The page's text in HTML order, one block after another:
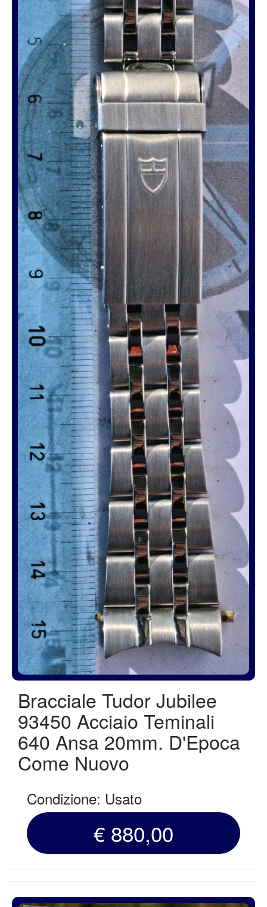
Bracciale Tudor Jubilee
93450 Acciaio Teminali
640 Ansa 20mm. D'Epoca
Come Nuovo
Condizione: Usato
€ 880,00